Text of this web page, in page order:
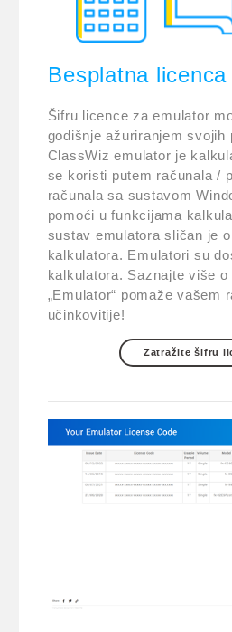
Besplatna
Šifru licence za emulator
godišnje ažuriranjem svojih
ClassWiz emulator je
se koristi putem računala /
računala sa sustavom
pomoći u funkcijama
sustav emulatora sličan je
kalkulatora. Emulatori su
kalkulatora. Saznajte više
„Emulator“ pomaže vašem
učinkovitije!
Zatražite šifru